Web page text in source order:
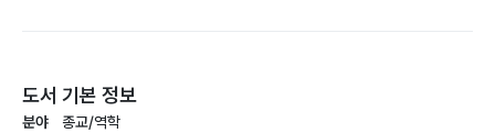
도서 기본 정보
분야
종교/역학